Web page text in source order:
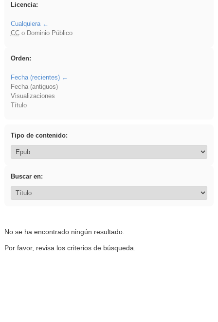
Licencia:
Cualquiera
CCo Dominio Público
Orden:
Fecha (recientes)
Fecha (antiguos)
Visualizaciones
Título
Tipo de contenido:
Buscar en:
No se ha encontrado ningún resultado.
Por favor, revisa los criterios de búsqueda.